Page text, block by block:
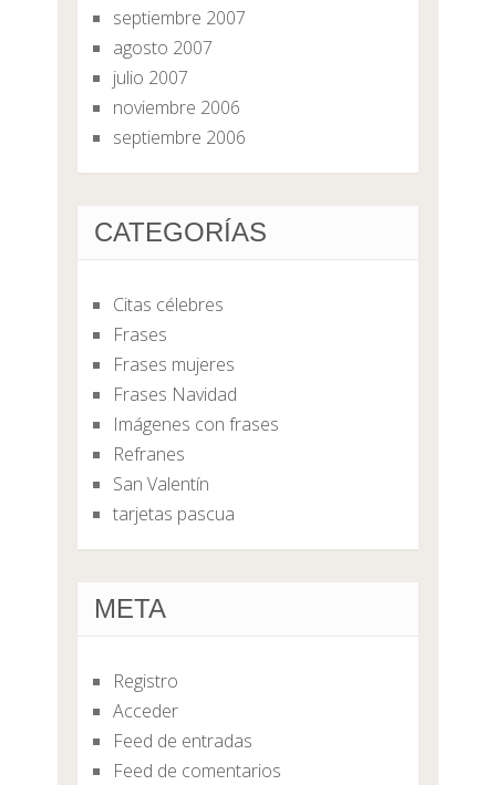
septiembre 2007
agosto 2007
julio 2007
noviembre 2006
septiembre 2006
CATEGORÍAS
Citas célebres
Frases
Frases mujeres
Frases Navidad
Imágenes con frases
Refranes
San Valentín
tarjetas pascua
META
Registro
Acceder
Feed de entradas
Feed de comentarios